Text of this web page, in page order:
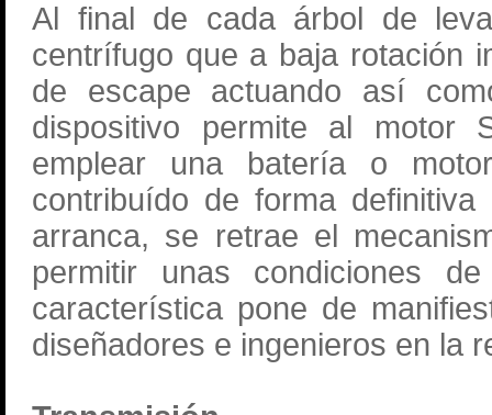
Al final de cada árbol de
centrífugo que a baja rotación
de escape actuando así
dispositivo permite al motor
emplear una batería o
contribuído de forma
arranca, se retrae el
permitir unas condiciones
característica pone de
diseñadores e ingenieros en la